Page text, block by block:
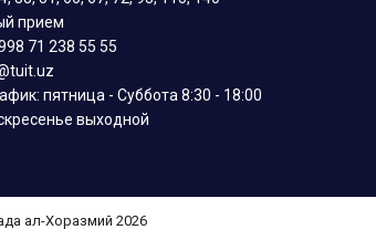
прием
71 238 55 55
пятница - Суббота 8:30 - 18:00
выходной
ал-Хоразмий 2026